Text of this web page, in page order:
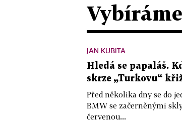
JAN KUBITA
Hledá se papaláš.
skrze „Turkovu“
Před několika dny se do
BMW se začerněnými
červenou...